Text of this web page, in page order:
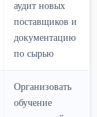
аудит новых
поставщиков и
документацию
по сырью
Организовать
обучение